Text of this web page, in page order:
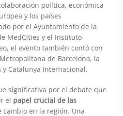
política, económica
y los países
por el Ayuntamiento de la
MedCities y el Instituto
el evento también contó con
de Barcelona, la
Catalunya Internacional.
significativa por el debate que
el papel crucial de las
cambio en la región. Una